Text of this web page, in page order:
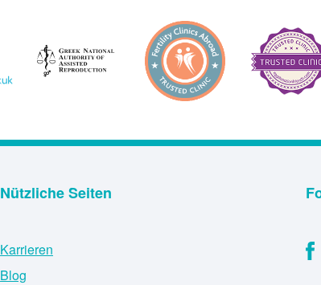
Nützliche Seiten
Karrieren
Blog